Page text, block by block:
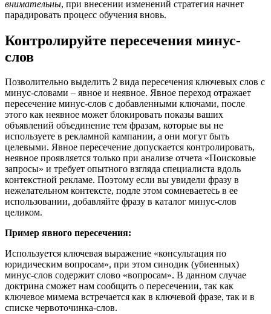
внимательны, при внесении изменений стратегия начнет
парадировать процесс обучения вновь.
Контролируйте пересечения минус-
слов
Позволительно выделить 2 вида пересечения ключевых слов с
минус-словами – явное и неявное. Явное переход отражает
пересечение минус-слов с добавленными ключами, после
этого как неявное может блокировать показы ваших
объявлений объединение тем фразам, которые вы не
используете в рекламной кампании, а они могут быть
целевыми. Явное пересечение допускается контролировать,
неявное проявляется только при анализе отчета «Поисковые
запросы» и требует опытного взгляда специалиста вдоль
контекстной рекламе. Поэтому если вы увидели фразу в
нежелательном контексте, подле этом сомневаетесь в ее
использовании, добавляйте фразу в каталог минус-слов
целиком.
Пример явного пересечения:
Используется ключевая выражение «консультация по
юридическим вопросам», при этом синодик (убиенных)
минус-слов содержит слово «вопросам». В данном случае
доктрина сможет нам сообщить о пересечении, так как
ключевое мимема встречается как в ключевой фразе, так и в
списке червоточинка-слов.